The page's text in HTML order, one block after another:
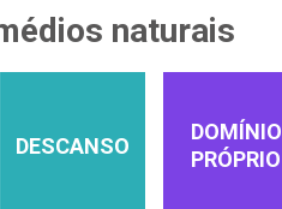
naturais
DESCANSO
DOMÍNIO
PRÓPRIO